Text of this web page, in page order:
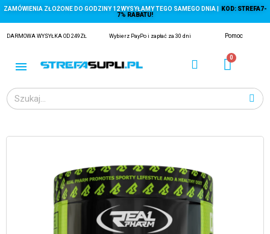
ZAMÓWIENIA ZŁOŻONE DO GODZINY 12 WYSYŁAMY TEGO SAMEGO DNIA |
KOD: STREFA7-
7% RABATU!
DARMOWA WYSYŁKA OD 249ZŁ Wybierz PayPo i zapłać za 30 dni Pomoc
Z KRYLA)